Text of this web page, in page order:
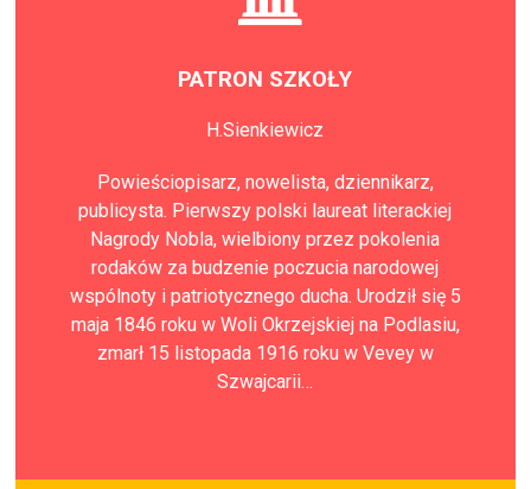
PATRON SZKOŁY
H.Sienkiewicz
Powieściopisarz, nowelista, dziennikarz,
publicysta. Pierwszy polski laureat literackiej
Nagrody Nobla, wielbiony przez pokolenia
rodaków za budzenie poczucia narodowej
wspólnoty i patriotycznego ducha. Urodził się 5
maja 1846 roku w Woli Okrzejskiej na Podlasiu,
zmarł 15 listopada 1916 roku w Vevey w
Szwajcarii…